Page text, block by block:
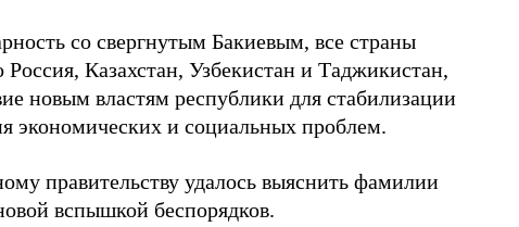
со свергнутым Бакиевым, все страны
Казахстан, Узбекистан и Таджикистан,
новым властям республики для стабилизации
экономических и социальных проблем.
правительству удалось выяснить фамилии
вспышкой беспорядков.